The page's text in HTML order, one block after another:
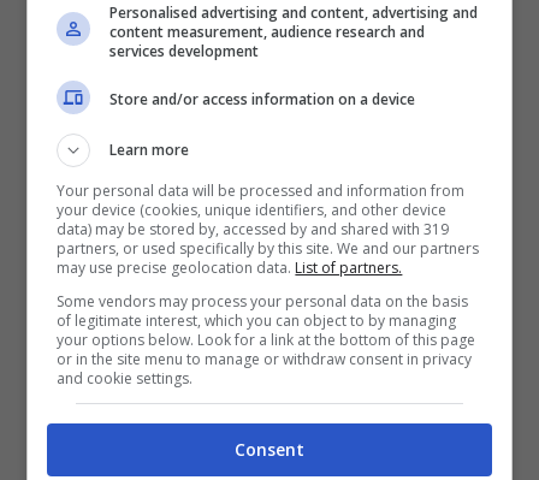
agenzie di moda per i più piccoli. Una
scelta che poi si è rivelata ben presto assai
vincente!
Ha così prestato il volto ad alcuni cataloghi
di moda per abbigliamento per bambini e
partecipato anche al programma della Fox
Quattro mamme.
Parallelamente alla recitazione, che adora,
vive intensamente anche un’altra
grandissima passione: quella per il
Personalised advertising and content, advertising and
content measurement, audience research and
services development
Store and/or access information on a device
Learn more
Your personal data will be processed and information from
your device (cookies, unique identifiers, and other device
data) may be stored by, accessed by and shared with 319
partners, or used specifically by this site. We and our partners
may use precise geolocation data. List of partners.
Some vendors may process your personal data on the basis
of legitimate interest, which you can object to by managing
your options below. Look for a link at the bottom of this page
or in the site menu to manage or withdraw consent in privacy
and cookie settings.
Consent